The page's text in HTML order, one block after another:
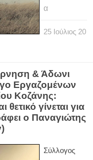
α
25 Ιούλιος 20
& Άδωνι
Εργαζομένων
Κοζάνης:
γίνεται για
ο Παναγιώτης
Σύλλογος